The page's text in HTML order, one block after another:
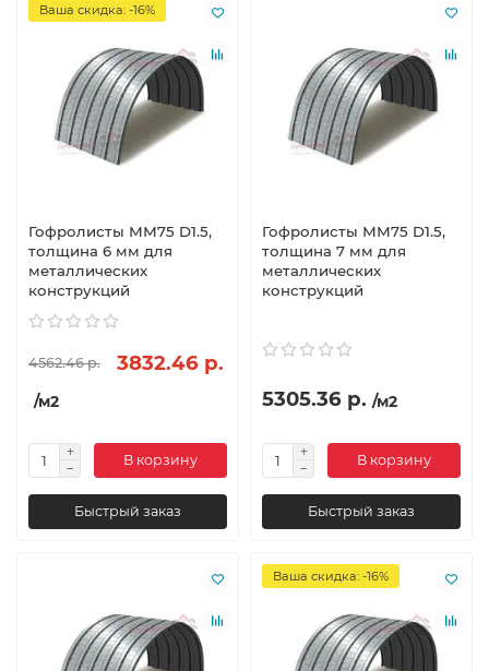
Ваша скидка: -16%
Гофролисты ММ75 D1.5,
толщина 6 мм для
металлических
конструкций
4562.46 р. 3832.46 р.
/м2
В корзину
Быстрый заказ
Гофролисты ММ75 D1.5,
толщина 7 мм для
металлических
конструкций
5305.36 р. /м2
В корзину
Быстрый заказ
Ваша скидка: -16%